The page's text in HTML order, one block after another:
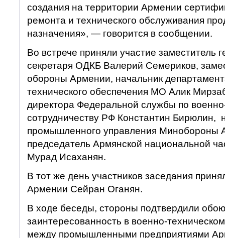
создания на территории Армении
ремонта и технического обслуживания
назначения», — говорится в сообщении.
Во встрече приняли участие заместитель
секретаря ОДКБ Валерий Семериков,
обороны Армении, начальник
технического обеспечения МО Алик
директора Федеральной службы по
сотрудничеству РФ Константин Бирюлин,
промышленного управления Минобороны
председатель Армянской национальной
Мурад Исаханян.
В тот же день участников заседания
Армении Сейран Оганян.
В ходе беседы, стороны подтвердили
заинтересованность в военно-
между промышленными предприятиями